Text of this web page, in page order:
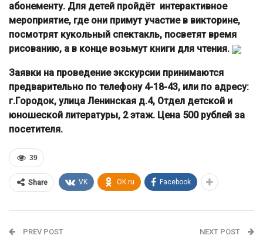
абонементу. Для детей пройдёт интерактивное
мероприятие, где они примут участие в викторине,
посмотрят кукольный спектакль, посветят время
рисованию, а в конце возьмут книги для чтения.
Заявки на проведение экскурсии принимаются
предварительно по телефону 4-18-43, или по адресу:
г.Городок, улица Ленинская д.4, Отдел детской и
юношеской литературы, 2 этаж. Цена 500 рублей за
посетителя.
39
Share VK OK.ru Facebook
PREV POST NEXT POST